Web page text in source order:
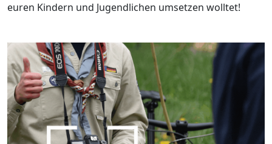
euren Kindern und Jugendlichen umsetzen wolltet!